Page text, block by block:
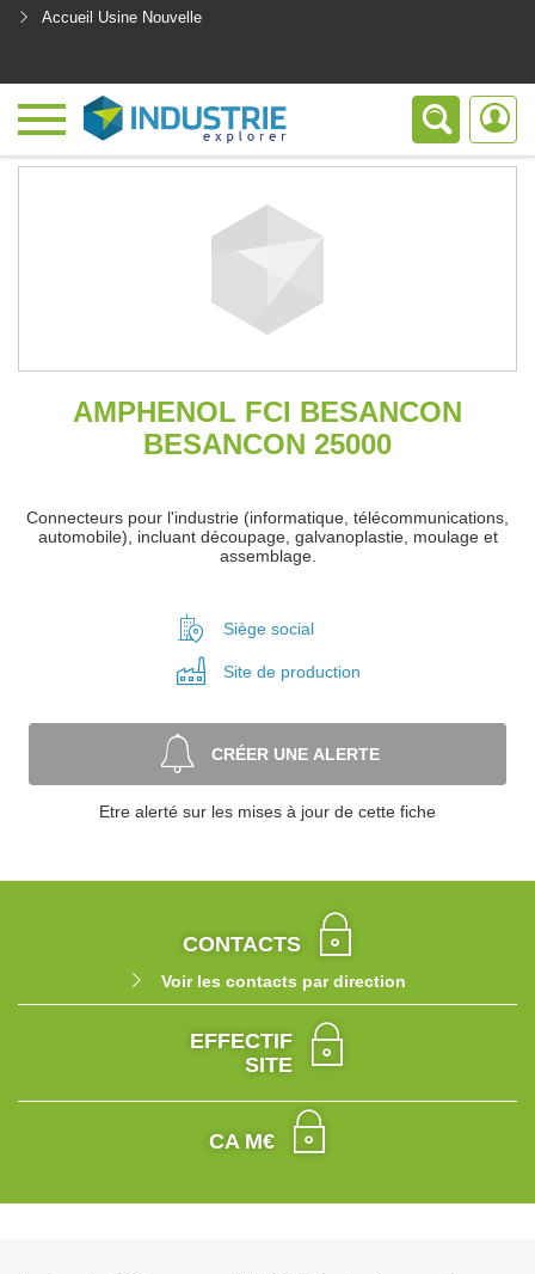
Accueil Usine Nouvelle
AMPHENOL FCI BESANCON
BESANCON 25000
Connecteurs pour l'industrie (informatique, télécommunications,
automobile), incluant découpage, galvanoplastie, moulage et
assemblage.
Siège social
Site de production
CRÉER UNE ALERTE
Etre alerté sur les mises à jour de cette fiche
CONTACTS
Voir les contacts par direction
EFFECTIF
SITE
CA M€